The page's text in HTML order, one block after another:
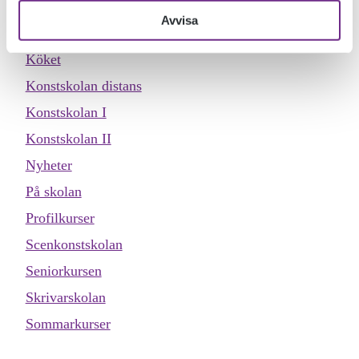
Avvisa
Evenemang
Köket
Konstskolan distans
Konstskolan I
Konstskolan II
Nyheter
På skolan
Profilkurser
Scenkonstskolan
Seniorkursen
Skrivarskolan
Sommarkurser